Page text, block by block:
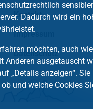
Kontakt
Impressum
Datenschutz
Dadurch wird ein
möchten, auch
Anderen ausgetauscht
„Details anzeigen“.
und welche Cookies